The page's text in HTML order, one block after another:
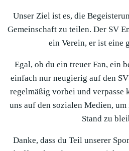
Unser Ziel ist es, die
Gemeinschaft zu teilen. Der SV
ein Verein, er ist eine
Egal, ob du ein treuer Fan, ein
einfach nur neugierig auf den
regelmäßig vorbei und verpasse
uns auf den sozialen Medien, um
Stand zu
Danke, dass du Teil unserer